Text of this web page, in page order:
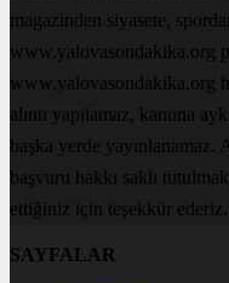
magazinden siyasete,
www.yalovasondakika.org
www.yalovasondakika.org
alıntı yapılamaz, kanuna
başka yerde yayınlanamaz.
başvuru hakkı saklı
ettiğiniz için teşekkür ederiz.
SAYFALAR